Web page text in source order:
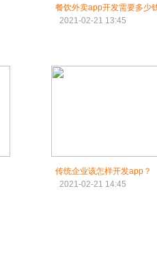
餐饮外卖app开发需要多少
2021-02-21 13:45
传统企业该怎样开发app？
2021-02-21 14:45